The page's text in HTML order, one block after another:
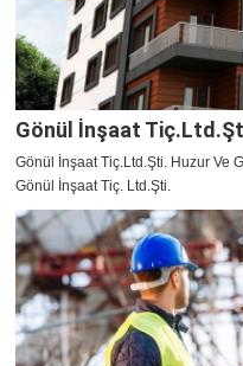
Gönül İnşaat
Gönül İnşaat Tiç.Ltd.Şti. Huzur Ve
Gönül İnşaat Tiç. Ltd.Şti.